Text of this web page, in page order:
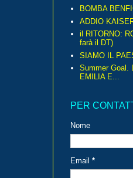
BOMBA
ADDIO
il RITORNO:
farà il DT)
SIAMO IL
Summer Goal.
EMILIA E...
PER
Nome
Email *